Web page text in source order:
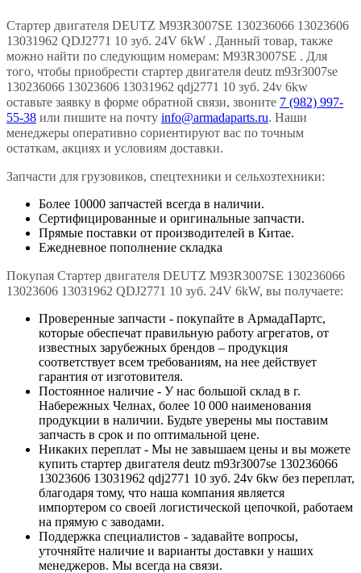
Стартер двигателя DEUTZ M93R3007SE 130236066 13023606
13031962 QDJ2771 10 зуб. 24V 6kW . Данный товар, также
можно найти по следующим номерам: M93R3007SE . Для
того, чтобы приобрести стартер двигателя deutz m93r3007se
130236066 13023606 13031962 qdj2771 10 зуб. 24v 6kw
оставьте заявку в форме обратной связи, звоните 7 (982) 997-
55-38 или пишите на почту info@armadaparts.ru. Наши
менеджеры оперативно сориентируют вас по точным
остаткам, акциях и условиям доставки.
Запчасти для грузовиков, спецтехники и сельхозтехники:
Более 10000 запчастей всегда в наличии.
Сертифицированные и оригинальные запчасти.
Прямые поставки от производителей в Китае.
Ежедневное пополнение складка
Покупая Стартер двигателя DEUTZ M93R3007SE 130236066
13023606 13031962 QDJ2771 10 зуб. 24V 6kW, вы получаете:
Проверенные запчасти - покупайте в АрмадаПартс,
которые обеспечат правильную работу агрегатов, от
известных зарубежных брендов – продукция
соответствует всем требованиям, на нее действует
гарантия от изготовителя.
Постоянное наличие - У нас большой склад в г.
Набережных Челнах, более 10 000 наименования
продукции в наличии. Будьте уверены мы поставим
запчасть в срок и по оптимальной цене.
Никаких переплат - Мы не завышаем цены и вы можете
купить стартер двигателя deutz m93r3007se 130236066
13023606 13031962 qdj2771 10 зуб. 24v 6kw без переплат,
благодаря тому, что наша компания является
импортером со своей логистической цепочкой, работаем
на прямую с заводами.
Поддержка специалистов - задавайте вопросы,
уточняйте наличие и варианты доставки у наших
менеджеров. Мы всегда на связи.